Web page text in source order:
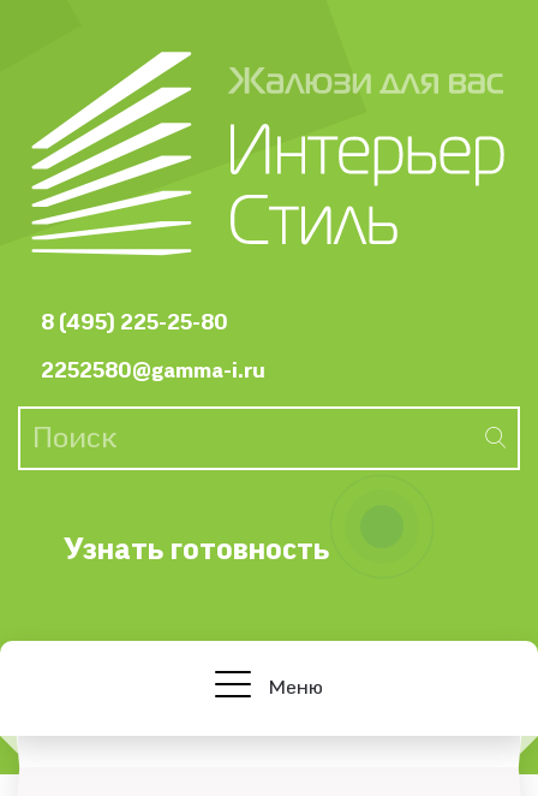
8 (495) 225-25-80
2252580@gamma-i.ru
Узнать готовность
Меню